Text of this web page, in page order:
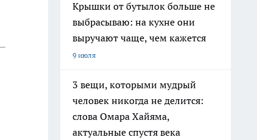
Крышки от бутылок больше не
выбрасываю: на кухне они
выручают чаще, чем кажется
9 июля
3 вещи, которыми мудрый
человек никогда не делится:
слова Омара Хайяма,
актуальные спустя века